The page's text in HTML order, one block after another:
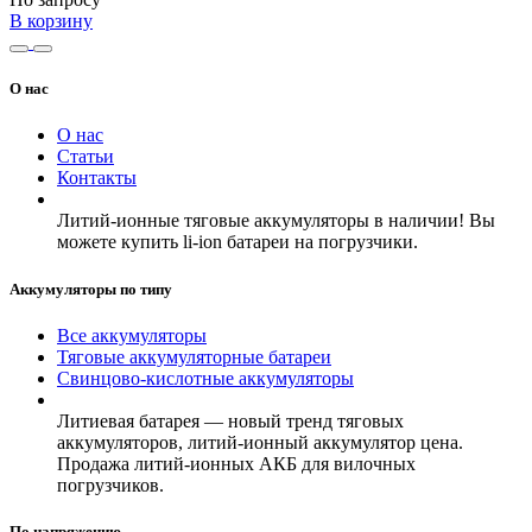
В корзину
О нас
О нас
Статьи
Контакты
Литий-ионные тяговые аккумуляторы в наличии! Вы
можете купить li-ion батареи на погрузчики.
Аккумуляторы по типу
Все аккумуляторы
Тяговые аккумуляторные батареи
Свинцово-кислотные аккумуляторы
Литиевая батарея — новый тренд тяговых
аккумуляторов, литий-ионный аккумулятор цена.
Продажа литий-ионных АКБ для вилочных
погрузчиков.